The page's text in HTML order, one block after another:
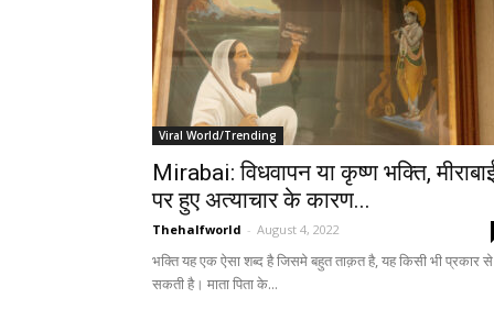
Viral World/Trending
Mirabai: विधवापन या कृष्ण भक्ति,
पर हुए अत्याचार के कारण...
Thehalfworld - August 4, 2022
भक्ति यह एक ऐसा शब्द है जिसमे बहुत ताक़त है, यह किसी भी प्रकार से
सकती है। माता पिता के...